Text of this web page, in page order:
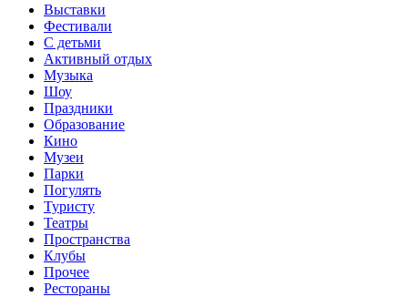
Выставки
Фестивали
С детьми
Активный отдых
Музыка
Шоу
Праздники
Образование
Кино
Музеи
Парки
Погулять
Туристу
Театры
Пространства
Клубы
Прочее
Рестораны